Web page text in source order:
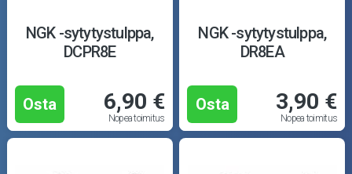
NGK -sytytystulppa,
DCPR8E
Osta 6,90 €
Nopea toimitus
NGK -sytytystulppa,
DR8EA
Osta 3,90 €
Nopea toimitus